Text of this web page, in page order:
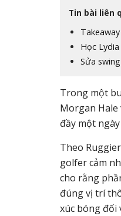
Tin bài liên
Học
Sửa
Trong một
Morgan Hale
đầy một
Theo
golfer cảm
cho rằng
đúng vị trí
xúc bóng đối